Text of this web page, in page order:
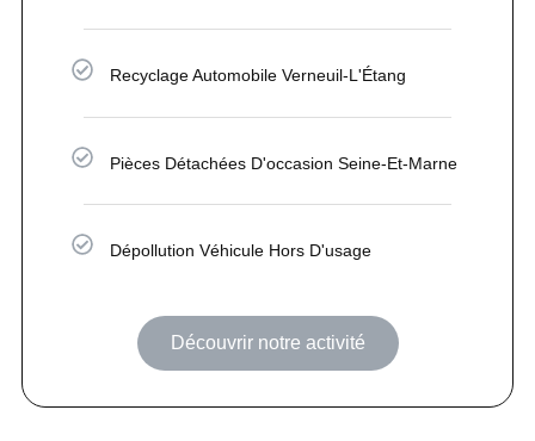
Recyclage Automobile Verneuil-L'Étang
Pièces Détachées D'occasion Seine-Et-Marne
Dépollution Véhicule Hors D'usage
Découvrir notre activité